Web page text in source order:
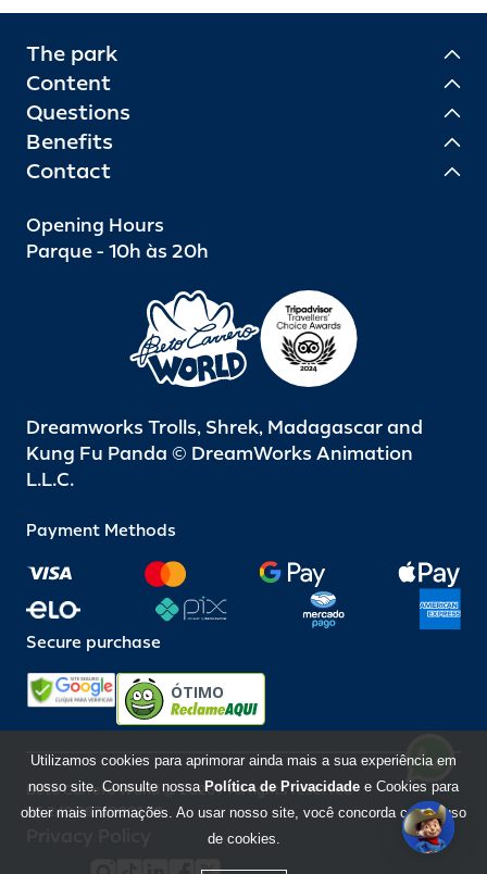
The park
Content
Questions
Benefits
Contact
Opening Hours
Parque - 10h às 20h
Dreamworks Trolls, Shrek, Madagascar and
Kung Fu Panda © DreamWorks Animation
L.L.C.
Payment Methods
Secure purchase
ÓTIMO
Beto Carrero World @ 2026 / All rights reserved
85.248.987/0001-10
Utilizamos cookies para aprimorar ainda mais a sua experiência em
nosso site. Consulte nossa Política de Privacidade e Cookies para
obter mais informações. Ao usar nosso site, você concorda com o uso
de cookies.